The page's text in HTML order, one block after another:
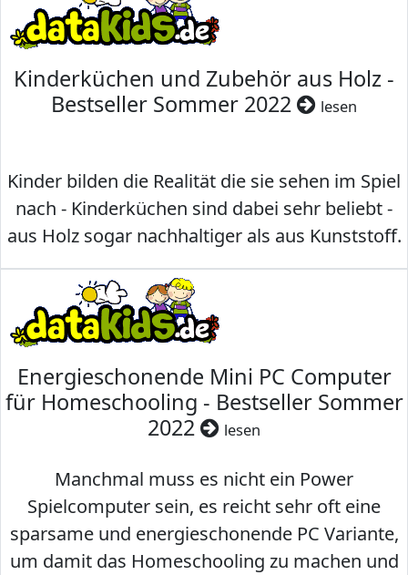
Kinderküchen und Zubehör aus Holz -
Bestseller Sommer 2022
lesen
Kinder bilden die Realität die sie sehen im Spiel
nach - Kinderküchen sind dabei sehr beliebt -
aus Holz sogar nachhaltiger als aus Kunststoff.
Energieschonende Mini PC Computer
für Homeschooling - Bestseller Sommer
2022
lesen
Manchmal muss es nicht ein Power
Spielcomputer sein, es reicht sehr oft eine
sparsame und energieschonende PC Variante,
um damit das Homeschooling zu machen und